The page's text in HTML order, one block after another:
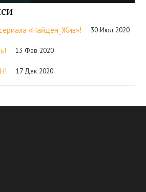
«Найден_Жив»! 30 Июл 2020
13 Фев 2020
17 Дек 2020